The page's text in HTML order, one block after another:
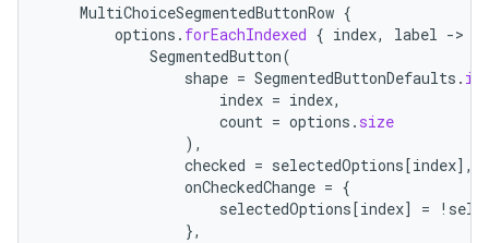
MultiChoiceSegmentedButtonRow {
options . forEachIndexed { index, label -
SegmentedButton(
shape = SegmentedButtonDefaults .
index = index,
count = options . size
),
checked = selectedOptions[index] ,
onCheckedChange = {
selectedOptions[index] = !
},